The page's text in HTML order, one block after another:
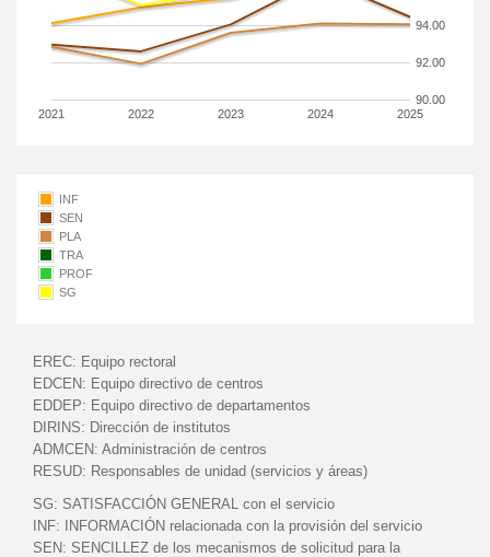
2021 2022 2023 2024 2025
90.00
92.00
94.00
INF
SEN
PLA
TRA
PROF
SG
EREC: Equipo rectoral
EDCEN: Equipo directivo de centros
EDDEP: Equipo directivo de departamentos
DIRINS: Dirección de institutos
ADMCEN: Administración de centros
RESUD: Responsables de unidad (servicios y áreas)
SG: SATISFACCIÓN GENERAL con el servicio
INF:
INFORMACIÓN relacionada con la provisión del servicio
SEN: SENCILLEZ de los mecanismos de solicitud para la